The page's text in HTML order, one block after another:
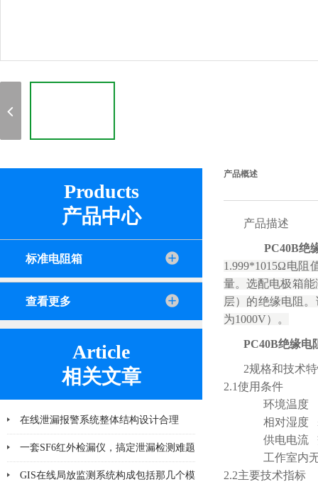
Products
产品中心
标准电阻箱
查看更多
Article
相关文章
在线泄漏报警系统整体结构设计合理
一套SF6红外检漏仪，搞定泄漏检测难题
GIS在线局放监测系统构成包括那几个模
产品概述
产品描述
PC40B绝
1.999*1015Ω电阻
量。选配电极箱
层）的绝缘电阻。
为1000V）。
PC40B绝缘电
2规格和技术
2.1使用条件
环境温度
相对湿度
供电电流 交
工作室内无强
2.2主要技术指标